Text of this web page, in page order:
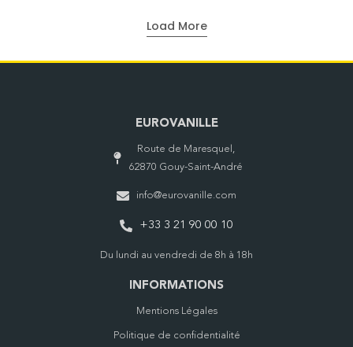
Load More
EUROVANILLE
Route de Maresquel,
62870 Gouy-Saint-André
info@eurovanille.com
+33 3 21 90 00 10
Du lundi au vendredi de 8h à 18h
INFORMATIONS
Mentions Légales
Politique de confidentialité